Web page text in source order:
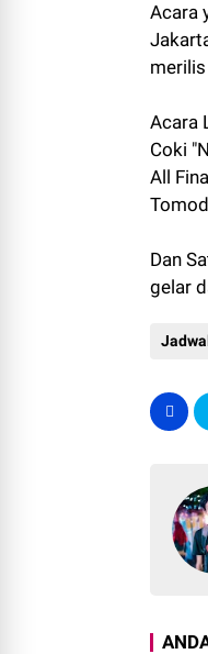
Acara
Acara
Coki
All
Dan
gelar